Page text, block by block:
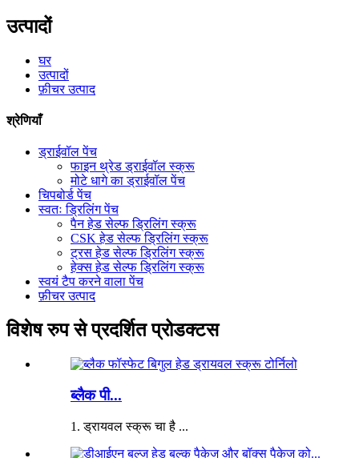
उत्पादों
घर
उत्पादों
फ़ीचर उत्पाद
श्रेणियाँ
ड्राईवॉल पेंच
फाइन थ्रेड ड्राईवॉल स्क्रू
मोटे धागे का ड्राईवॉल पेंच
चिपबोर्ड पेंच
स्वतः ड्रिलिंग पेंच
पैन हेड सेल्फ ड्रिलिंग स्क्रू
CSK हेड सेल्फ ड्रिलिंग स्क्रू
ट्रस हेड सेल्फ ड्रिलिंग स्क्रू
हेक्स हेड सेल्फ ड्रिलिंग स्क्रू
स्वयं टैप करने वाला पेंच
फ़ीचर उत्पाद
विशेष रुप से प्रदर्शित प्रोडक्टस
ब्लैक पी...
1. ड्रायवल स्क्रू चा है ...